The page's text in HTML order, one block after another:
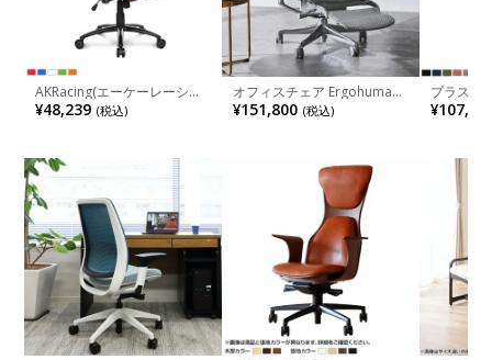
AKRacing(エーケーレーシン
グ) Nitro V2 ゲーミングチェ
ア アームレスト ヘッドレス
¥48,239 (税込)
オフィスチェア Ergohuman
エルゴヒューマン FIT2
Ottoman FIT2-LPL-DR フィッ
ト【エルゴヒューマン 正規販
¥151,800 (税込)
プラス ベ
ア KD-
プ エクス